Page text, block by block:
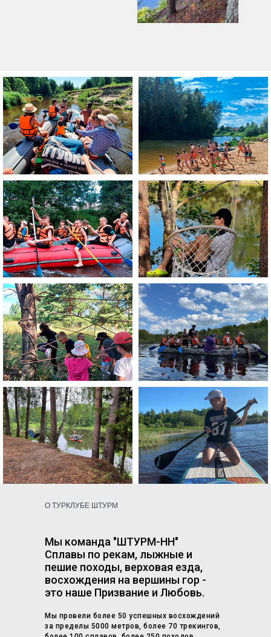
Мы команда "ШТУРМ-НН"
Сплавы по рекам, лыжные и
пешие походы, верховая езда,
восхождения на вершины гор -
это наше Призвание и Любовь.
Мы провели более 50 успешных восхождений
за пределы 5000 метров, более 70 трекингов,
О ТУРКЛУБЕ ШТУРМ